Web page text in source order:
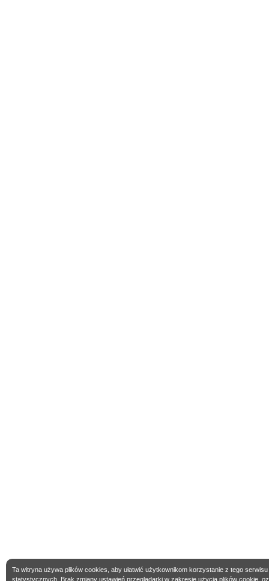
Ta witryna używa plików cookies, aby ułatwić użytkownikom korzystanie z tego
statystycznych. Brak zmiany ustawień przeglądarki w zakresie użycia plików cookie,